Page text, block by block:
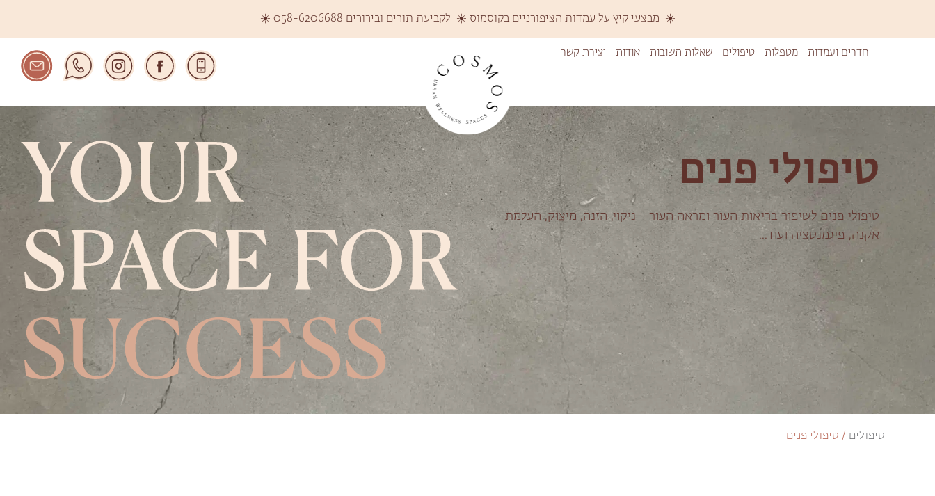
☀️ מבצעי קיץ על עמדות הציפורניים בקוסמוס ☀️ לקביעת תורים ובירורים 058-6206688 ☀️
חדרים ועמדות מטפלות טיפולים שאלות תשובות אודות יצירת קשר
טיפולי פנים
טיפולי פנים לשיפור בריאות העור ומראה העור - ניקוי, הזנה, מיצוק, העלמת
אקנה, פיגמנטציה ועוד...
טיפולים / טיפולי פנים